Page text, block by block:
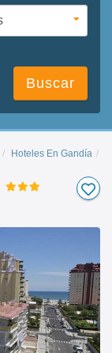
Buscar
Hoteles En Gandía